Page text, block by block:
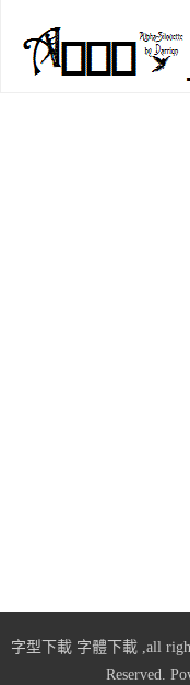
字型下載 字體下載,all
Reserved.